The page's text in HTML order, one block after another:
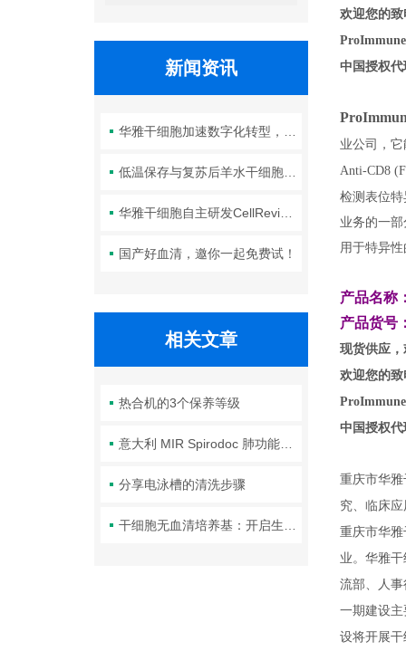
新闻资讯
国产好血清，邀你一起免费试！
相关文章
热合机的3个保养等级
分享电泳槽的清洗步骤
欢迎您
中国授权
业公司，
Anti-CD8
检测表位
业务的一
用于特异
产品名称
产品货号
现货供应
欢迎您
中国授权
重庆市华
究、临床
重庆市华
业。华雅
流部、人
一期建设
设将开展